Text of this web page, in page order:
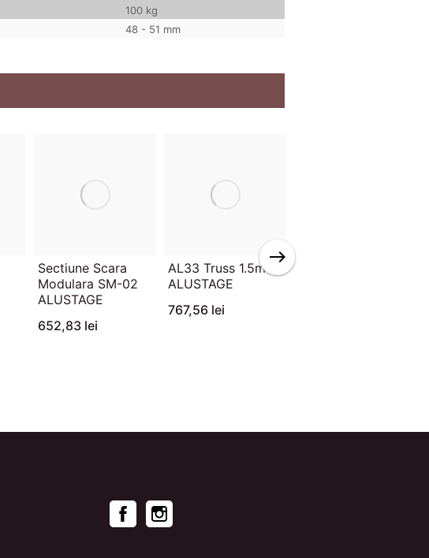
100 kg
48 - 51 mm
Sectiune Scara
Modulara SM-02
ALUSTAGE
652,83 lei
AL33 Truss 1.5m
ALUSTAGE
767,56 lei
Facebook